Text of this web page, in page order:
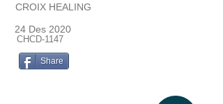
CROIX HEALING
24 Des 2020
CHCD-1147
Share